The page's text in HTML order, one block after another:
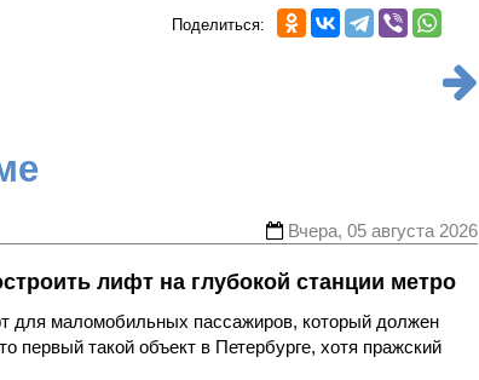
Поделиться:
Вчера, 05 августа 2026
лифт на глубокой станции метро
для маломобильных пассажиров, который должен
первый такой объект в Петербурге, хотя пражский